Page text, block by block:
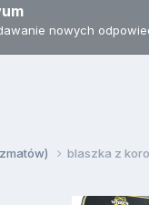
nowych
blaszka z